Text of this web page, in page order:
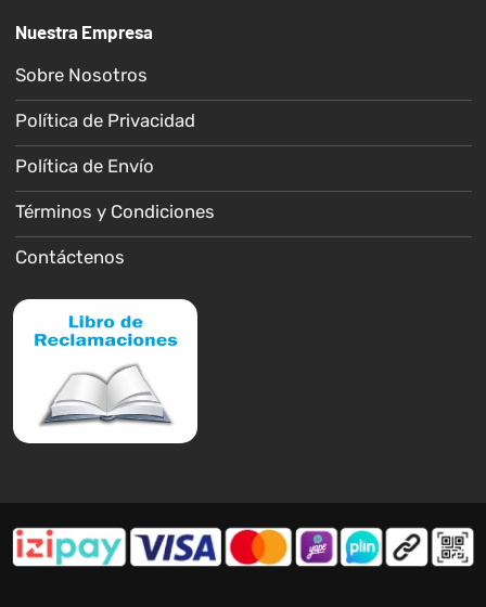
Nuestra Empresa
Sobre Nosotros
Política de Privacidad
Política de Envío
Términos y Condiciones
Contáctenos